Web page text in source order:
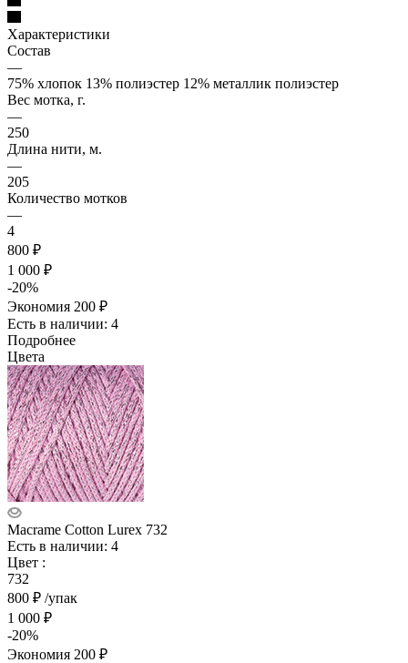
Характеристики
Состав
—
75% хлопок 13% полиэстер 12% металлик полиэстер
Вес мотка, г.
—
250
Длина нити, м.
—
205
Количество мотков
—
4
800 ₽
1 000 ₽
-20%
Экономия 200 ₽
Есть в наличии: 4
Подробнее
Цвета
Macrame Cotton Lurex 732
Есть в наличии: 4
Цвет :
732
800 ₽ /упак
1 000 ₽
-20%
Экономия 200 ₽